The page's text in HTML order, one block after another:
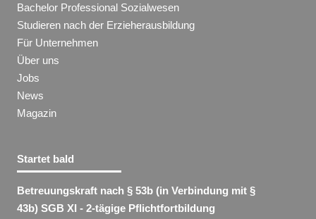
Bachelor Professional Sozialwesen
Studieren nach der Erzieherausbildung
Für Unternehmen
Über uns
Jobs
News
Magazin
Startet bald
Betreuungskraft nach § 53b (in Verbindung mit §
43b) SGB XI - 2-tägige Pflichtfortbildung